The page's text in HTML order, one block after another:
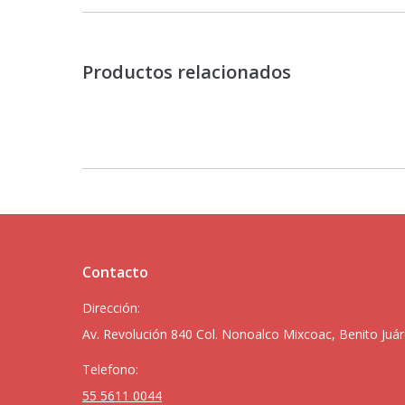
Productos relacionados
Contacto
Dirección:
Av. Revolución 840 Col. Nonoalco Mixcoac, Benito
Telefono:
55 5611 0044